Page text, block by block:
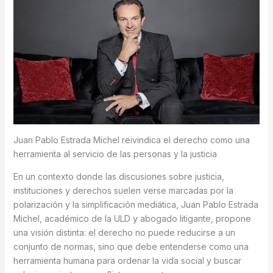
Juan Pablo Estrada Michel reivindica el derecho como una
herramienta al servicio de las personas y la justicia
En un contexto donde las discusiones sobre justicia,
instituciones y derechos suelen verse marcadas por la
polarización y la simplificación mediática, Juan Pablo Estrada
Michel, académico de la ULD y abogado litigante, propone
una visión distinta: el derecho no puede reducirse a un
conjunto de normas, sino que debe entenderse como una
herramienta humana para ordenar la vida social y buscar